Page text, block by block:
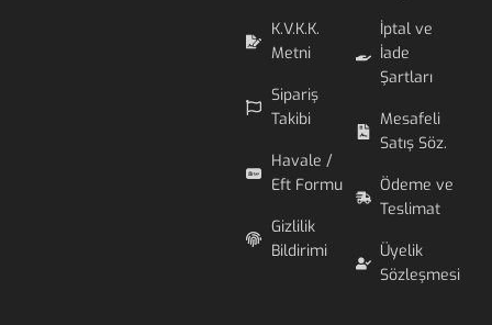
K.V.K.K.
Metni
Sipariş
Takibi
Havale /
Eft Formu
Gizlilik
Bildirimi
İptal ve
İade
Şartları
Mesafeli
Satış Söz.
Ödeme ve
Teslimat
Üyelik
Sözleşmesi